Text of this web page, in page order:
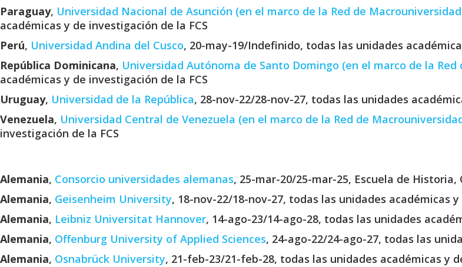
Paraguay, Universidad Nacional de Asunción (en el marco de la Red de
académicas y de investigación de la FCS
Perú, Universidad Andina del Cusco, 20-may-19/Indefinido, todas las unidades
República Dominicana, Universidad Autónoma de Santo Domingo (en el marco de la
académicas y de investigación de la FCS
Uruguay, Universidad de la República, 28-nov-22/28-nov-27, todas las unidades
Venezuela, Universidad Central de Venezuela (en el marco de la Red de
investigación de la FCS
Alemania, Consorcio universidades alemanas, 25-mar-20/25-mar-25, Escuela de Historia,
Alemania, Geisenheim University, 18-nov-22/18-nov-27, todas las unidades académicas
Alemania, Leibniz Universitat Hannover, 14-ago-23/14-ago-28, todas las unidades
Alemania, Offenburg University of Applied Sciences, 24-ago-22/24-ago-27, todas las
Alemania, Osnabrück University, 21-feb-23/21-feb-28, todas las unidades académicas y